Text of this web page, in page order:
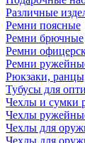
Различные
Ремни поясные
Ремни брючные
Ремни
Ремни
Рюкзаки,
Тубусы для
Чехлы и сумки
Чехлы
Чехлы для
Чехлы для